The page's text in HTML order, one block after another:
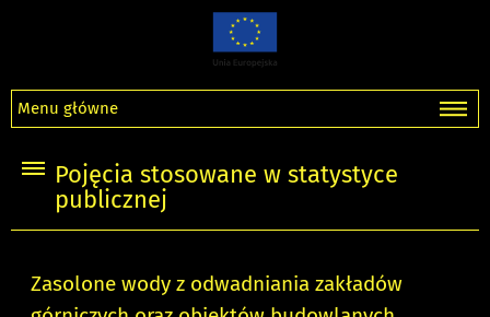
Menu główne
Pojęcia stosowane w statystyce
publicznej
Zasolone wody z odwadniania zakładów